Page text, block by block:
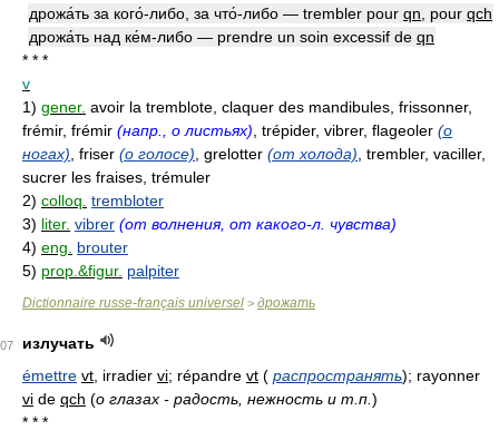
дрожа́ть за кого́-либо, за что́-либо — trembler pour qn , pour qch
дрожа́ть над ке́м-либо — prendre un soin excessif de qn
* * *
v
1) gener. avoir la tremblote, claquer des mandibules, frissonner,
frémir, frémir (напр., о листьях) , trépider, vibrer, flageoler (о
ногах) , friser (о голосе) , grelotter (от холода) , trembler, vaciller,
sucrer les fraises, trémuler
2) colloq. trembloter
3) liter. vibrer (от волнения, от какого-л. чувства)
4) eng.
brouter
5) prop.&figur. palpiter
Dictionnaire russe-français universel > дрожать
излучать
émettre vt , irradier vi; répandre vt ( распространять); rayonner
vi de qch (о глазах - радость, нежность и т.п. )
* * *